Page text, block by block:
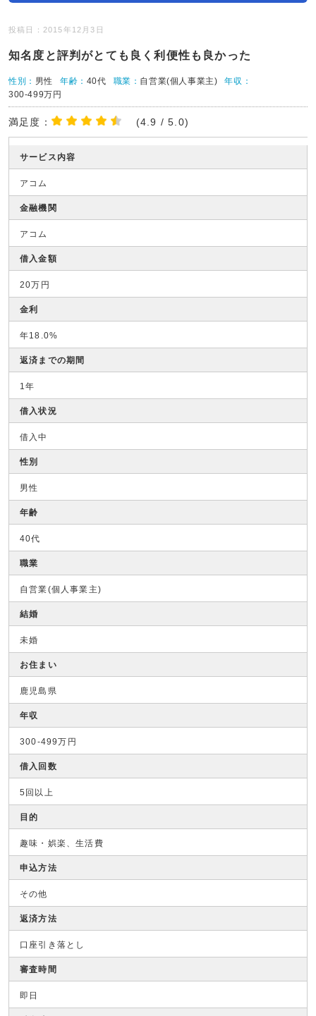
投稿日：2015年12月3日
知名度と評判がとても良く利便性も良かった
性別： 男性 年齢： 40代 職業： 自営業(個人事業主)
年収：
300-499万円
満足度： (4.9 / 5.0)
サービス内容
アコム
金融機関
アコム
借入金額
20万円
金利
年18.0%
返済までの期間
1年
借入状況
借入中
性別
男性
年齢
40代
職業
自営業(個人事業主)
結婚
未婚
お住まい
鹿児島県
年収
300-499万円
借入回数
5回以上
目的
趣味・娯楽、生活費
申込方法
その他
返済方法
口座引き落とし
審査時間
即日